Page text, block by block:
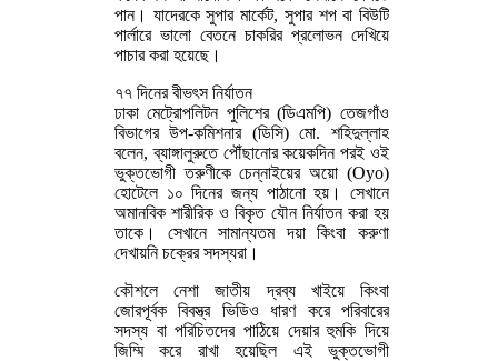
পান। যাদেরকে সুপার মার্কেট, সুপার শপ বা বিউটি
পার্লারে ভালো বেতনে চাকরির প্রলোভন দেখিয়ে
পাচার করা হয়েছে।
৭৭ দিনের বীভৎস নির্যাতন
ঢাকা মেট্রোপলিটন পুলিশের (ডিএমপি) তেজগাঁও
বিভাগের উপ-কমিশনার (ডিসি) মো. শহিদুল্লাহ
বলেন, ব্যাঙ্গালুরুতে পৌঁছানোর কয়েকদিন পরই ওই
ভুক্তভোগী তরুণীকে চেন্নাইয়ের অয়ো (Oyo)
হোটেলে ১০ দিনের জন্য পাঠানো হয়। সেখানে
অমানবিক শারীরিক ও বিকৃত যৌন নির্যাতন করা হয়
তাকে। সেখানে সামান্যতম দয়া কিংবা করুণা
দেখায়নি চক্রের সদস্যরা।
কৌশলে নেশা জাতীয় দ্রব্য খাইয়ে কিংবা
জোরপূর্বক বিবস্ত্র ভিডিও ধারণ করে পরিবারের
সদস্য বা পরিচিতদের পাঠিয়ে দেয়ার হুমকি দিয়ে
জিম্মি করে রাখা হয়েছিল এই ভুক্তভোগী